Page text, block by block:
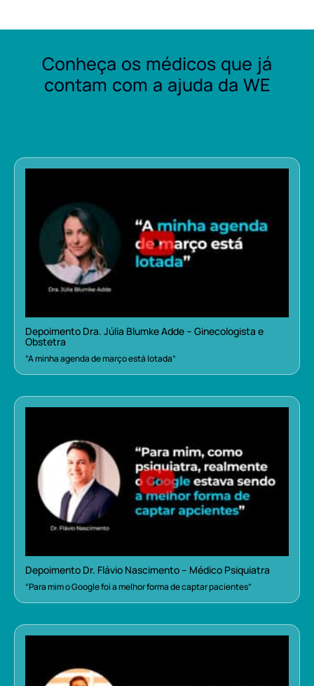
Conheça os médicos que já
contam com a ajuda da WE
Depoimento Dra. Júlia Blumke Adde – Ginecologista e
Obstetra
“A minha agenda de março está lotada”
Depoimento Dr. Flávio Nascimento – Médico Psiquiatra
“Para mim o Google foi a melhor forma de captar pacientes”